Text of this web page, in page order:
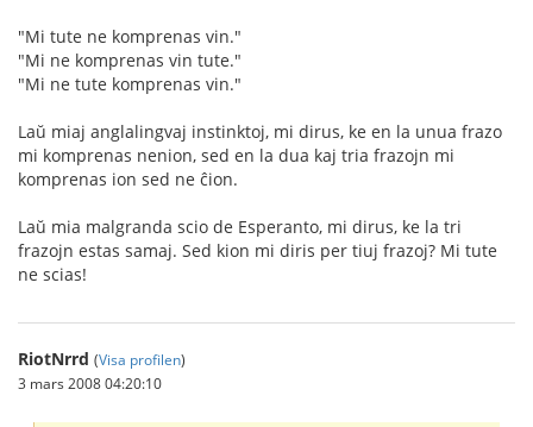
"Mi tute ne komprenas vin."
"Mi ne komprenas vin tute."
"Mi ne tute komprenas vin."
Laŭ miaj anglalingvaj instinktoj, mi dirus, ke en la unua frazo
mi komprenas nenion, sed en la dua kaj tria frazojn mi
komprenas ion sed ne ĉion.
Laŭ mia malgranda scio de Esperanto, mi dirus, ke la tri
frazojn estas samaj. Sed kion mi diris per tiuj frazoj? Mi tute
ne scias!
RiotNrrd (Visa profilen)
3 mars 2008 04:20:10